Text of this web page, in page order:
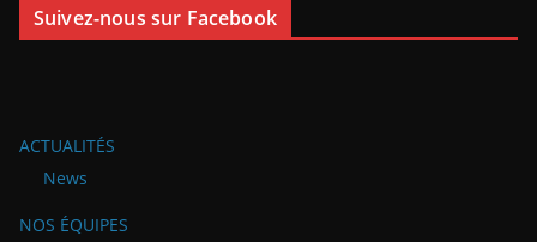
Suivez-nous sur Facebook
ACTUALITÉS
News
NOS ÉQUIPES